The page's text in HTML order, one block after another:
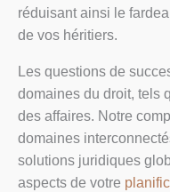
réduisant ainsi le
de vos héritiers.
Les questions de
domaines du droit, tels
des affaires. Notre
domaines
solutions juridiques
aspects de votre